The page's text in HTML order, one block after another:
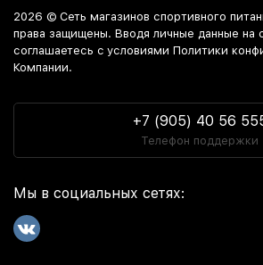
2026 © Сеть магазинов спортивного
права защищены. Вводя личные данные на
соглашаетесь c условиями Политики
Компании.
+7 (905) 40 56
Телефон поддержки
Мы в социальных сетях: